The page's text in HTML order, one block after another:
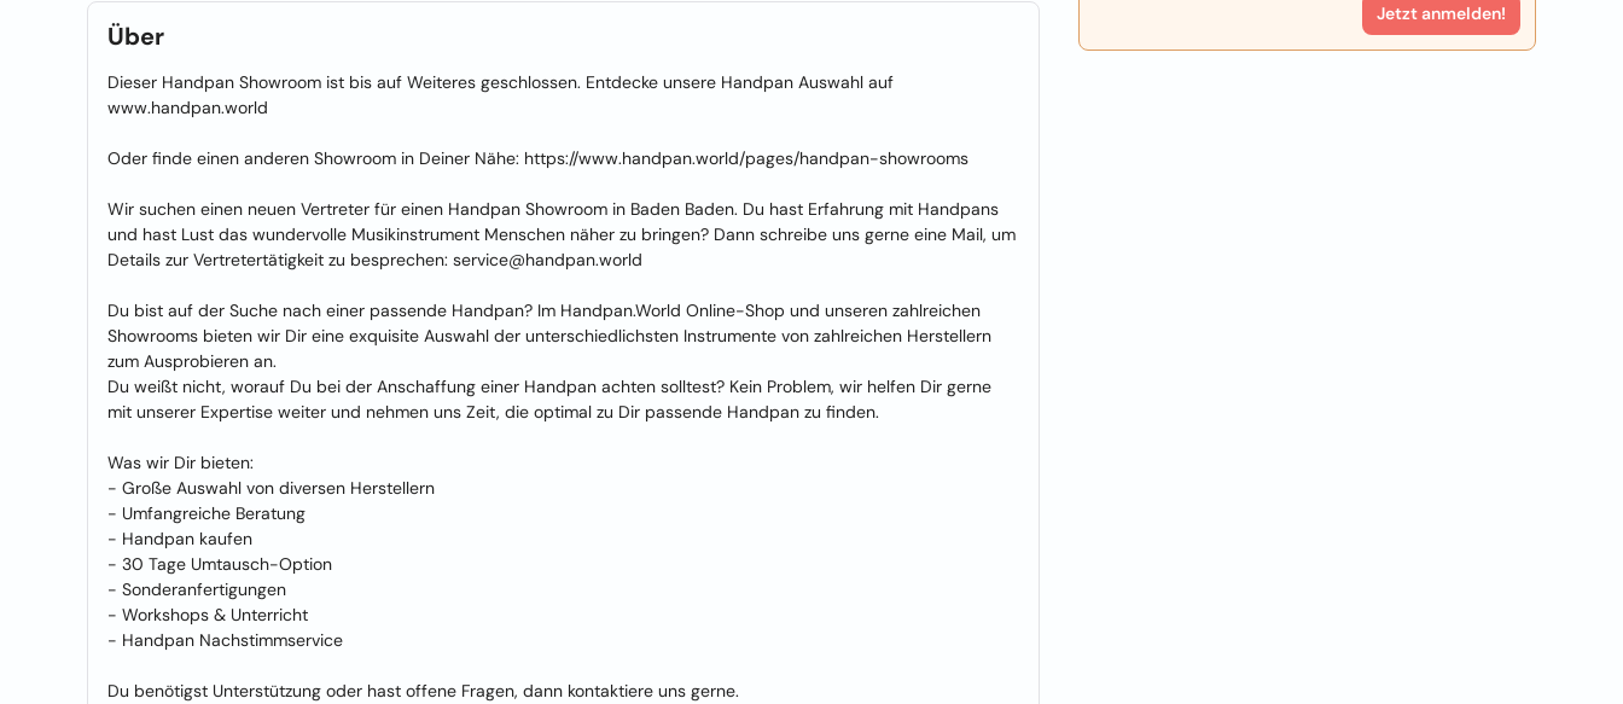
Über
Dieser Handpan Showroom ist bis auf Weiteres geschlossen. Entdecke unsere Handpan Auswahl auf
www.handpan.world
Oder finde einen anderen Showroom in Deiner Nähe: https://www.handpan.world/pages/handpan-showrooms
Wir suchen einen neuen Vertreter für einen Handpan Showroom in Baden Baden. Du hast Erfahrung mit Handpans
und hast Lust das wundervolle Musikinstrument Menschen näher zu bringen? Dann schreibe uns gerne eine Mail, um
Details zur Vertretertätigkeit zu besprechen: service@handpan.world
Du bist auf der Suche nach einer passende Handpan? Im Handpan.World Online-Shop und unseren zahlreichen
Showrooms bieten wir Dir eine exquisite Auswahl der unterschiedlichsten Instrumente von zahlreichen Herstellern
zum Ausprobieren an.
Du weißt nicht, worauf Du bei der Anschaffung einer Handpan achten solltest? Kein Problem, wir helfen Dir gerne
mit unserer Expertise weiter und nehmen uns Zeit, die optimal zu Dir passende Handpan zu finden.
Was wir Dir bieten:
- Große Auswahl von diversen Herstellern
- Umfangreiche Beratung
- Handpan kaufen
- 30 Tage Umtausch-Option
- Sonderanfertigungen
- Workshops & Unterricht
- Handpan Nachstimmservice
Du benötigst Unterstützung oder hast offene Fragen, dann kontaktiere uns gerne.
Jetzt anmelden!